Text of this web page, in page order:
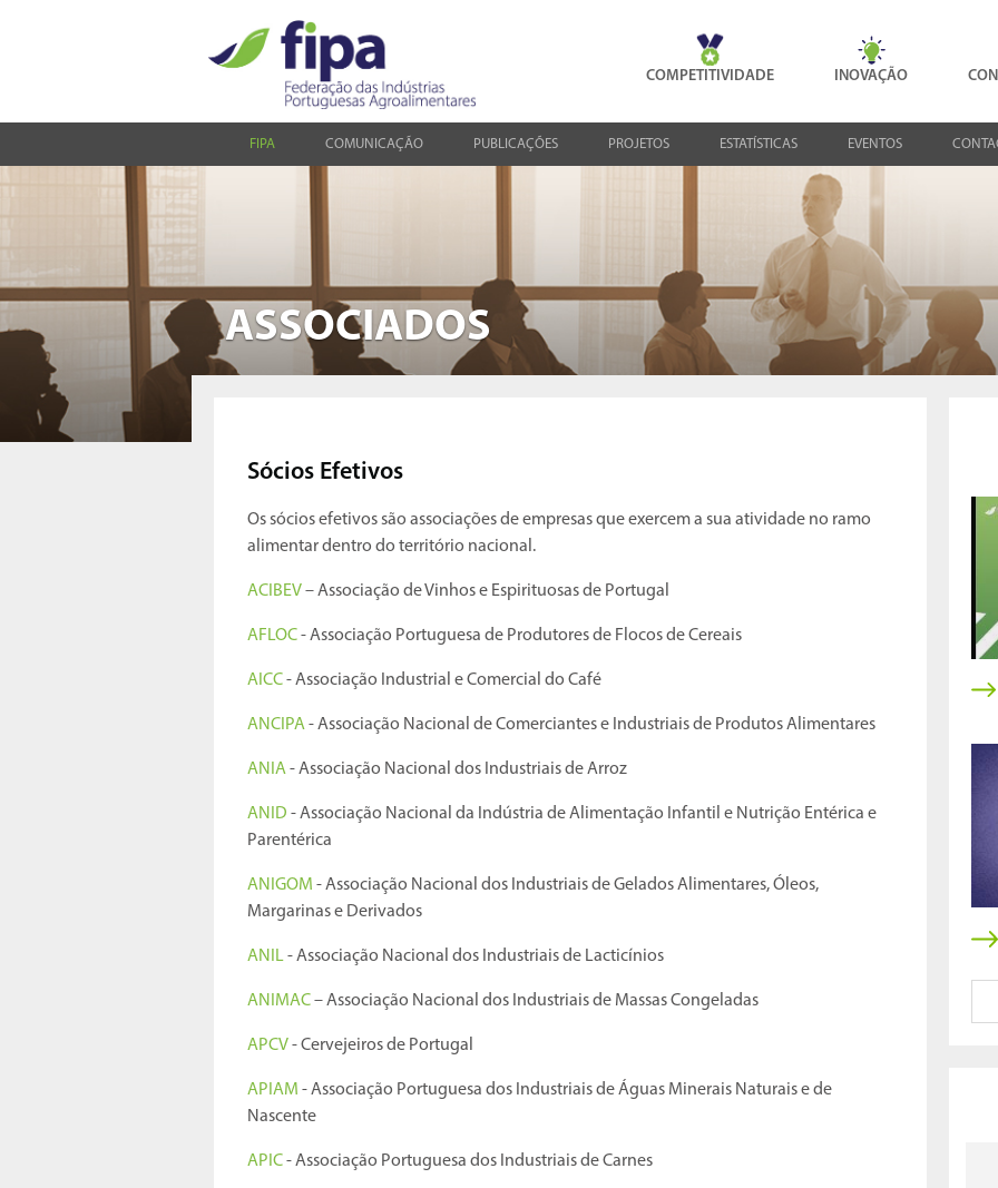
COMPETITIVIDADE INOVAÇÃO
FIPA COMUNICAÇÃO PUBLICAÇÕES PROJETOS ESTATÍSTICAS EVENTOS
ASSOCIADOS
Sócios Efetivos
Os sócios efetivos são associações de empresas que exercem a sua atividade no ramo
alimentar dentro do território nacional.
ACIBEV– Associação de Vinhos e Espirituosas de Portugal
AFLOC- Associação Portuguesa de Produtores de Flocos de Cereais
AICC- Associação Industrial e Comercial do Café
ANCIPA- Associação Nacional de Comerciantes e Industriais de Produtos Alimentares
ANIA- Associação Nacional dos Industriais de Arroz
ANID - Associação Nacional da Indústria de Alimentação Infantil e Nutrição Entérica e
Parentérica
ANIGOM - Associação Nacional dos Industriais de Gelados Alimentares, Óleos,
Margarinas e Derivados
ANIL- Associação Nacional dos Industriais de Lacticínios
ANIMAC– Associação Nacional dos Industriais de Massas Congeladas
APCV- Cervejeiros de Portugal
APIAM - Associação Portuguesa dos Industriais de Águas Minerais Naturais e de
Nascente
APIC- Associação Portuguesa dos Industriais de Carnes